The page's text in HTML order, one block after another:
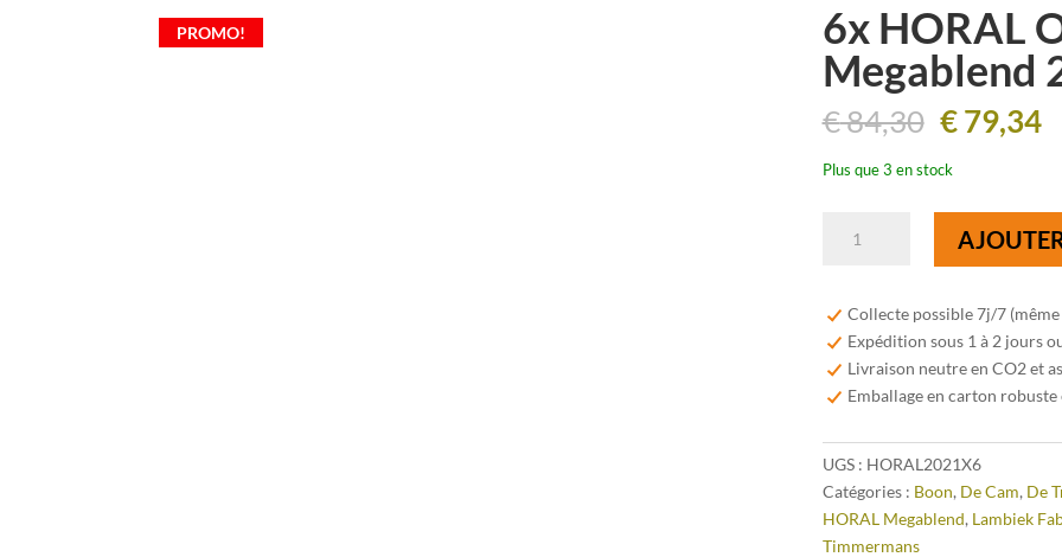
PROMO!
6x HORAL
Megablend
€84,30 Le
initial
€ 84,30.
€79,34
Plus que 3 en stock
HORAL
Oude
Geuze
Megablend
-
75cl
Collecte possible 7j/7
Expédition sous 1 à 2 jours
Livraison neutre en CO2 et
Emballage en carton
UGS : HORAL2021X6
Catégories : Boon, De Cam, De
HORAL Megablend, Lambiek
Timmermans